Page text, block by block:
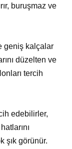
buruşmaz ve
geniş kalçalar
düzelten ve
tercih
edebilirler,
şık görünür.